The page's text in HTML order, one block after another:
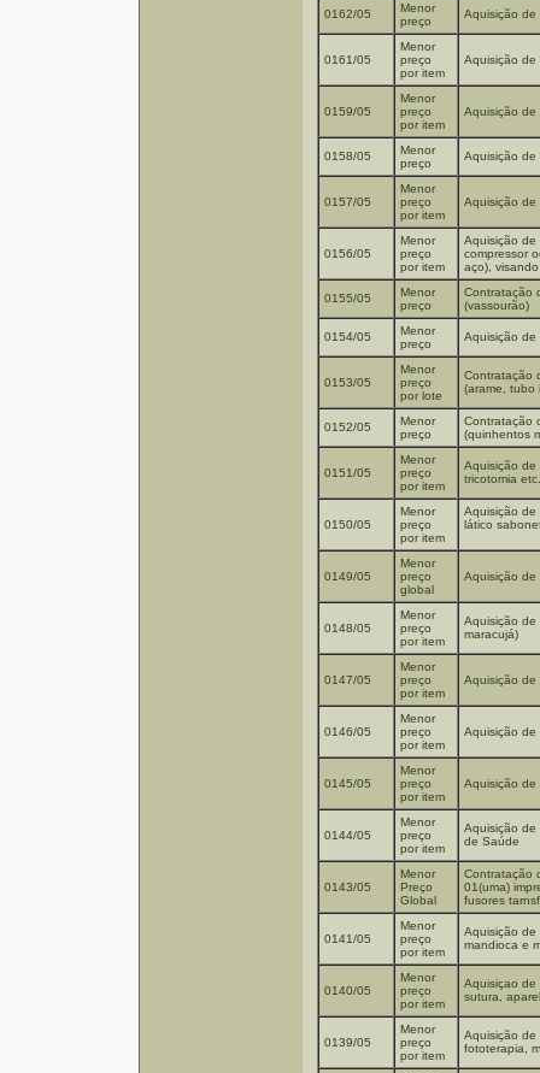
0162/05
Menor
preço
Aquisição de
0161/05
Menor
preço
por item
Aquisição de
0159/05
Menor
preço
por item
Aquisição de
0158/05
Menor
preço
Aquisição de
0157/05
Menor
preço
por item
Aquisição de
0156/05
Menor
preço
por item
Aquisição de
compressor
aço),
0155/05
Menor
preço
Contratação
(vassourão)
0154/05
Menor
preço
Aquisição de
0153/05
Menor
preço
por lote
Contratação
(arame, tubo
0152/05
Menor
preço
Contratação
(quinhentos
0151/05
Menor
preço
por item
Aquisição de
tricotomia
0150/05
Menor
preço
por item
Aquisição de
lático
0149/05
Menor
preço
global
Aquisição de
0148/05
Menor
preço
por item
Aquisição de
maracujá)
0147/05
Menor
preço
por item
Aquisição de
0146/05
Menor
preço
por item
Aquisição de
0145/05
Menor
preço
por item
Aquisição de
0144/05
Menor
preço
por item
Aquisição de
de Saúde
0143/05
Menor
Preço
Global
Contratação
01(uma)
fusores
0141/05
Menor
preço
por item
Aquisição de
mandioca e
0140/05
Menor
preço
por item
Aquisiçao de
sutura,
0139/05
Menor
preço
por item
Aquisição de
fototerapia,